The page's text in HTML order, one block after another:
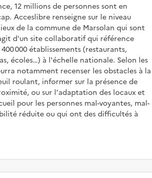
12 millions de personnes sont en
Acceslibre renseigne sur le niveau
de la commune de Marsolan qui sont
d'un site collaboratif qui référence
000 établissements (restaurants,
écoles…) à l'échelle nationale. Selon les
notamment recenser les obstacles à la
roulant, informer sur la présence de
ou sur l'adaptation des locaux et
pour les personnes mal-voyantes, mal-
réduite ou qui ont des difficultés à